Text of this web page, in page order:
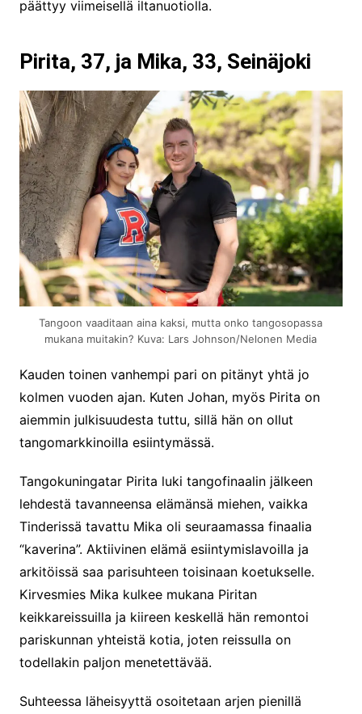
päättyy viimeisellä iltanuotiolla.
Pirita, 37, ja Mika, 33, Seinäjoki
Tangoon vaaditaan aina kaksi, mutta onko tangosopassa
mukana muitakin? Kuva: Lars Johnson/Nelonen Media
Kauden toinen vanhempi pari on pitänyt yhtä jo
kolmen vuoden ajan. Kuten Johan, myös Pirita on
aiemmin julkisuudesta tuttu, sillä hän on ollut
tangomarkkinoilla esiintymässä.
Tangokuningatar Pirita luki tangofinaalin jälkeen
lehdestä tavanneensa elämänsä miehen, vaikka
Tinderissä tavattu Mika oli seuraamassa finaalia
“kaverina”. Aktiivinen elämä esiintymislavoilla ja
arkitöissä saa parisuhteen toisinaan koetukselle.
Kirvesmies Mika kulkee mukana Piritan
keikkareissuilla ja kiireen keskellä hän remontoi
pariskunnan yhteistä kotia, joten reissulla on
todellakin paljon menetettävää.
Suhteessa läheisyyttä osoitetaan arjen pienillä